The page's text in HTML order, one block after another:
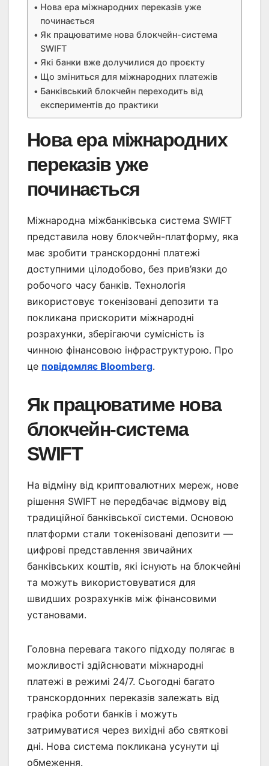
Нова ера міжнародних переказів уже
починається
Як працюватиме нова блокчейн-система
SWIFT
Які банки вже долучилися до проєкту
Що зміниться для міжнародних платежів
Банківський блокчейн переходить від
експериментів до практики
Нова ера міжнародних
переказів уже
починається
Міжнародна міжбанківська система SWIFT
представила нову блокчейн-платформу, яка
має зробити транскордонні платежі
доступними цілодобово, без прив’язки до
робочого часу банків. Технологія
використовує токенізовані депозити та
покликана прискорити міжнародні
розрахунки, зберігаючи сумісність із
чинною фінансовою інфраструктурою. Про
це повідомляє Bloomberg.
Як працюватиме нова
блокчейн-система
SWIFT
На відміну від криптовалютних мереж, нове
рішення SWIFT не передбачає відмову від
традиційної банківської системи. Основою
платформи стали токенізовані депозити —
цифрові представлення звичайних
банківських коштів, які існують на блокчейні
та можуть використовуватися для
швидших розрахунків між фінансовими
установами.
Головна перевага такого підходу полягає в
можливості здійснювати міжнародні
платежі в режимі 24/7. Сьогодні багато
транскордонних переказів залежать від
графіка роботи банків і можуть
затримуватися через вихідні або святкові
дні. Нова система покликана усунути ці
обмеження.